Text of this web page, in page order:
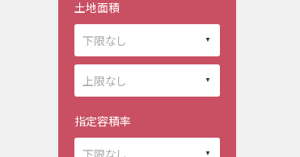
土地面積
指定容積率